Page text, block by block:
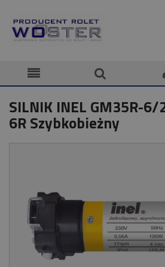
SILNIK INEL GM35R-
6R Szybkobieżny